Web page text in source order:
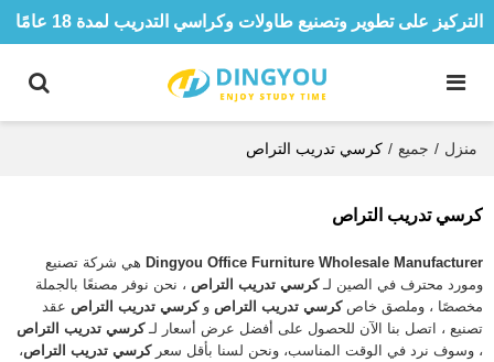
التركيز على تطوير وتصنيع طاولات وكراسي التدريب لمدة 18 عامًا
منزل / جميع / كرسي تدريب التراص
كرسي تدريب التراص
Dingyou Office Furniture Wholesale Manufacturer هي شركة تصنيع
ومورد محترف في الصين لـكرسي تدريب التراص ، نحن نوفر مصنعًا بالجملة
مخصصًا ، وملصق خاصكرسي تدريب التراص وكرسي تدريب التراص عقد
تصنيع ، اتصل بنا الآن للحصول على أفضل عرض أسعار لـكرسي تدريب التراص
، وسوف نرد في الوقت المناسب، ونحن لسنا بأقل سعركرسي تدريب التراص،